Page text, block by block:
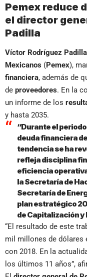
Pemex reduce
el director
Padilla
Víctor Rodríguez Padilla
Mexicanos (Pemex),
financiera, además de
de proveedores. En la
un informe de los
y hasta 2035.
“Durante el
deuda financiera
tendencia se ha
refleja disciplina
eficiencia
la Secretaría de
Secretaría de
plan estratégico
de Capitalización
“El resultado de este
mil millones de dólares
con 2018. En la
los últimos 11 años”,